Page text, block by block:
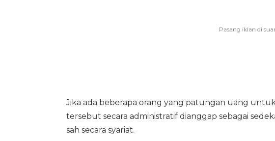
Jika ada beberapa orang yang patungan uang
tersebut secara administratif dianggap sebagai
sah secara syariat.